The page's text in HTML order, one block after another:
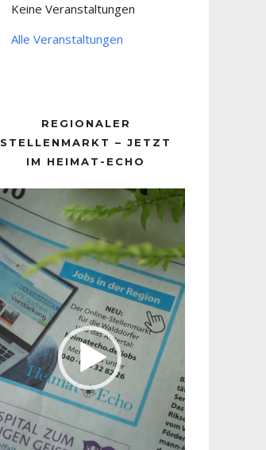
Keine Veranstaltungen
Alle Veranstaltungen
REGIONALER
STELLENMARKT – JETZT
IM HEIMAT-ECHO
Player